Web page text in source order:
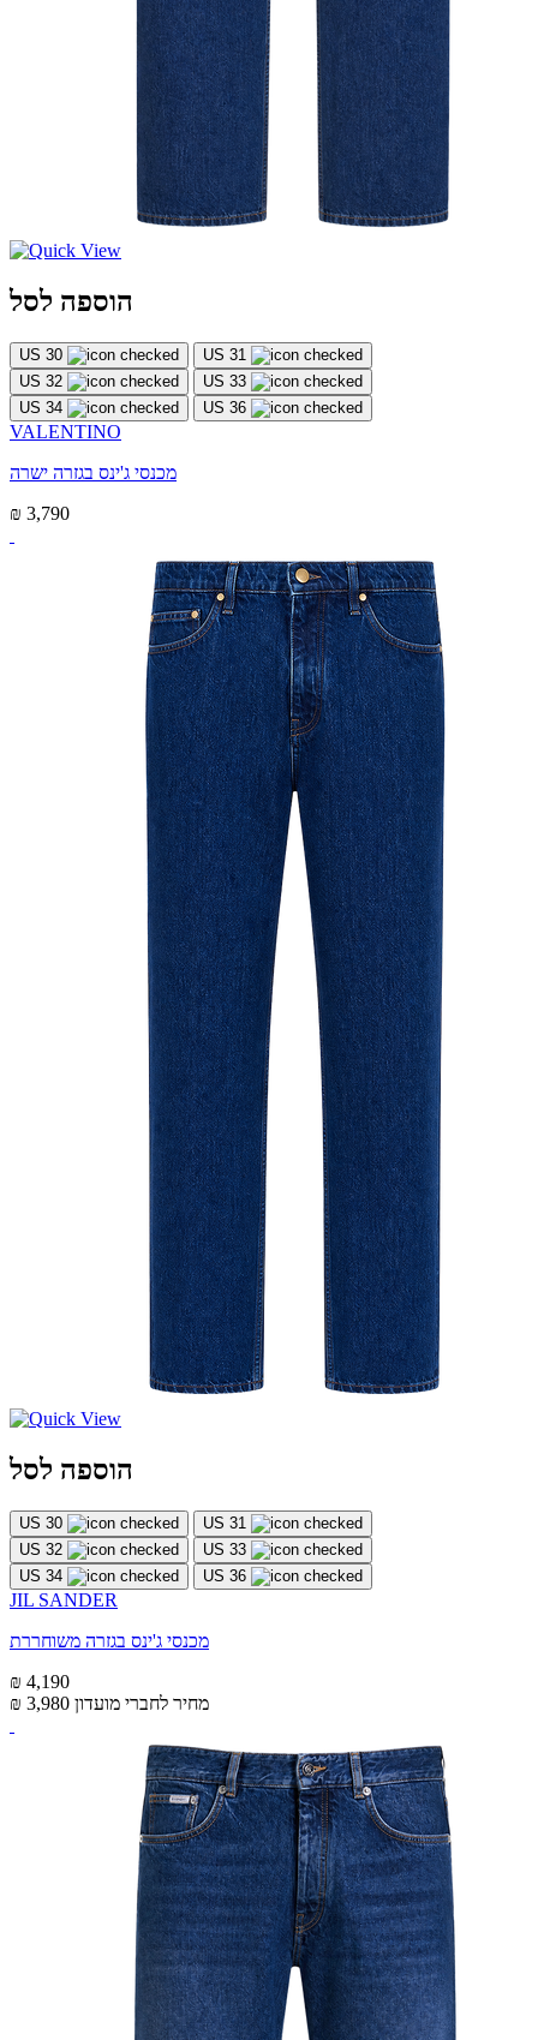
הוספה לסל
US 30
US 31
US 32
US 33
US 34
US 36
VALENTINO
מכנסי ג'ינס בגזרה ישרה
₪ 3,790
הוספה לסל
US 30
US 31
US 32
US 33
US 34
US 36
JIL SANDER
מכנסי ג'ינס בגזרה משוחררת
₪ 4,190
₪ 3,980 מחיר לחברי מועדון